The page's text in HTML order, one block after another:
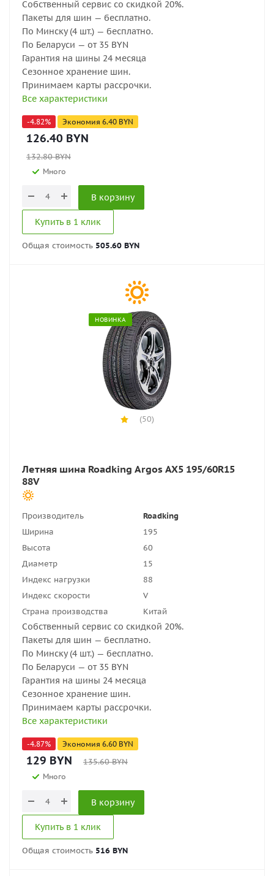
Собственный сервис со скидкой 20%.
Пакеты для шин — бесплатно.
По Минску (4 шт.) — бесплатно.
По Беларуси — от 35 BYN
Гарантия на шины 24 месяца
Сезонное хранение шин.
Принимаем карты рассрочки.
Все характеристики
-4.82% Экономия 6.40 BYN
126.40 BYN
132.80BYN
Много
В корзину
Купить в 1 клик
Общая стоимость 505.60 BYN
НОВИНКА
(50)
Летняя шина Roadking Argos AX5 195/60R15
88V
Производитель
Roadking
Ширина
195
Высота
60
Диаметр
15
Индекс нагрузки
88
Индекс скорости
V
Страна производства
Китай
Собственный сервис со скидкой 20%.
Пакеты для шин — бесплатно.
По Минску (4 шт.) — бесплатно.
По Беларуси — от 35 BYN
Гарантия на шины 24 месяца
Сезонное хранение шин.
Принимаем карты рассрочки.
Все характеристики
-4.87% Экономия 6.60 BYN
129 BYN 135.60BYN
Много
В корзину
Купить в 1 клик
Общая стоимость 516 BYN